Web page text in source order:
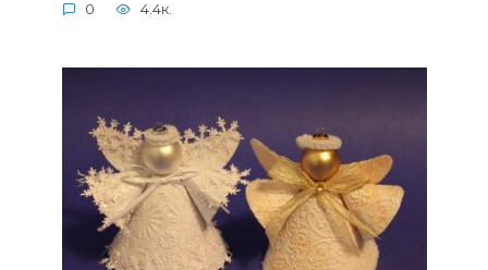
0 4.4к.